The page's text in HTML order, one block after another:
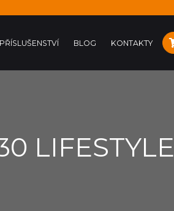
PŘÍSLUŠENSTVÍ BLOG KONTAKTY
LIFESTYLE